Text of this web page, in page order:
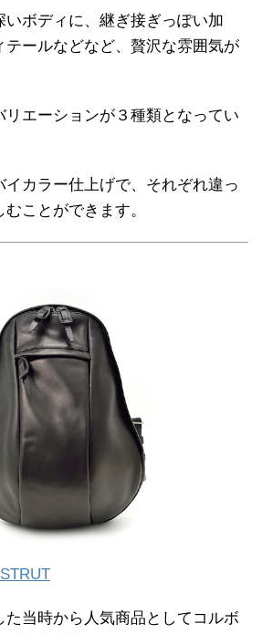
ボディに、継ぎ接ぎっぽい加
テールなどなど、贅沢な雰囲気が
リエーションが３種類となってい
イカラー仕上げで、それぞれ違っ
ことができます。
た当時から人気商品としてコルボ